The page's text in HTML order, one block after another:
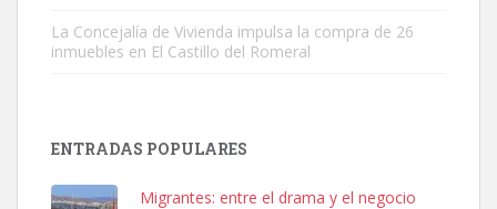
Leales.org » Gran Canaria
La Concejalía de Vivienda impulsa la compra de 26
inmuebles en El Castillo del Romeral
ENTRADAS POPULARES
Migrantes: entre el drama y el negocio